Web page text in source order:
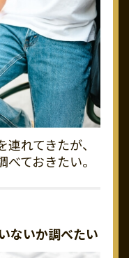
れてきたが、
ておきたい。
ないか調べたい